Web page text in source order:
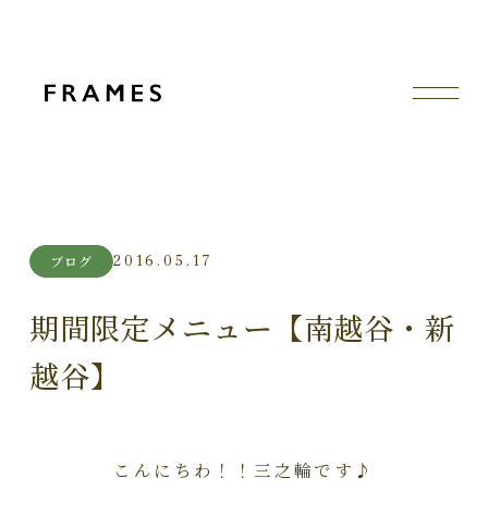
ブログ 2016.05.17
期間限定メニュー【南越谷・新
越谷】
こんにちわ！！三之輪です♪